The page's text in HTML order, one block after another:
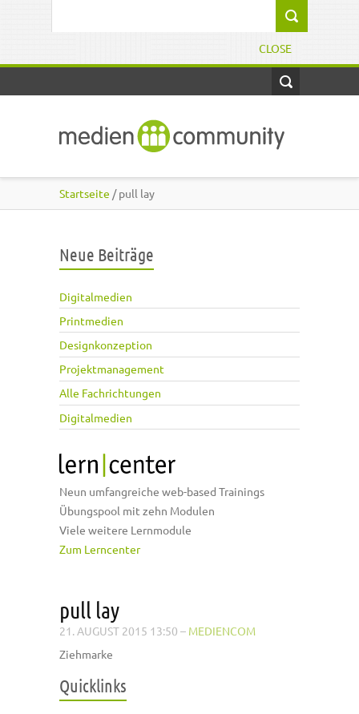
CLOSE
Startseite / pull lay
Neue Beiträge
Digitalmedien
Printmedien
Designkonzeption
Projektmanagement
Alle Fachrichtungen
Digitalmedien
Neun umfangreiche web-based Trainings
Übungspool mit zehn Modulen
Viele weitere Lernmodule
Zum Lerncenter
pull lay
21. AUGUST 2015 13:50 – MEDIENCOM
Ziehmarke
Quicklinks